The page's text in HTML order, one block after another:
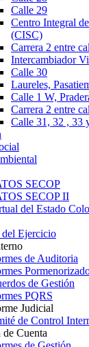
Calle 29
Centro Integral
(CISC)
Carrera 2 entre
Intercambiador
Calle 30
Laureles,
Calle 1 W,
Carrera 2 entre
Calle 31, 32 , 33
SECOP
SECOP II
del Estado
del Ejercicio
de Auditoria
de Gestión
PQRS
Judicial
de Control
Cuenta